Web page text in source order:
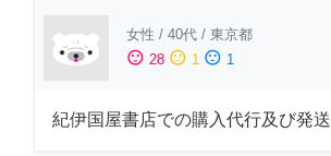
女性 / 40代 / 東京都
sentiment_satisfied 28 sentiment_neutral 1 sentiment_dissatisfied 1
紀伊国屋書店での購入代行及び発送